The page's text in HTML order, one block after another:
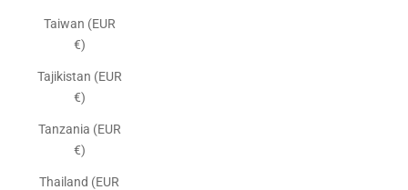
Taiwan (EUR
€)
Tajikistan (EUR
€)
Tanzania (EUR
€)
Thailand (EUR